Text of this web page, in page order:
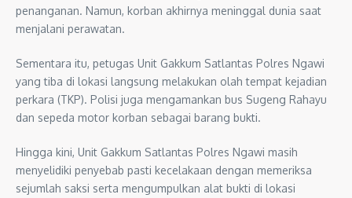
penanganan. Namun, korban akhirnya meninggal dunia saat
menjalani perawatan.
Sementara itu, petugas Unit Gakkum Satlantas Polres Ngawi
yang tiba di lokasi langsung melakukan olah tempat kejadian
perkara (TKP). Polisi juga mengamankan bus Sugeng Rahayu
dan sepeda motor korban sebagai barang bukti.
Hingga kini, Unit Gakkum Satlantas Polres Ngawi masih
menyelidiki penyebab pasti kecelakaan dengan memeriksa
sejumlah saksi serta mengumpulkan alat bukti di lokasi